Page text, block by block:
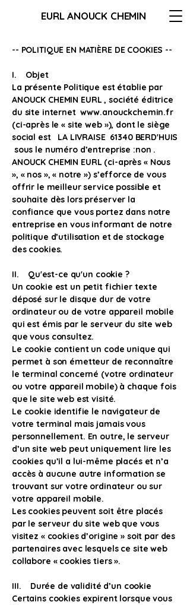
EURL ANOUCK CHEMIN
-- POLITIQUE EN MATIÈRE DE COOKIES --
I. Objet
La présente Politique est établie par
ANOUCK CHEMIN EURL , société éditrice
du site internetwww.anouckchemin.fr
(ci-après le « site web »), dont le siège
social est LA LIVRAISE 61340 BERD'HUIS
sous le numéro d’entreprise :non .
ANOUCK CHEMIN EURL (ci-après « Nous
», « nos », « notre ») s’efforce de vous
offrir le meilleur service possible et
souhaite dès lors préserver la
confiance que vous portez dans notre
entreprise en vous informant de notre
politique d’utilisation et de stockage
des cookies.
II. Qu'est-ce qu'un cookie ?
Un cookie est un petit fichier texte
déposé sur le disque dur de votre
ordinateur ou de votre appareil mobile
qui est émis par le serveur du site web
que vous consultez.
Le cookie contient un code unique qui
permet à son émetteur de reconnaître
le terminal concerné (votre ordinateur
ou votre appareil mobile) à chaque fois
que le site web est visité.
Le cookie identifie le navigateur de
votre terminal mais jamais vous
personnellement. En outre, le serveur
d’un site web peut uniquement lire les
cookies qu’il a lui-même placés et n’a
accès à aucune autre information se
trouvant sur votre ordinateur ou sur
votre appareil mobile.
Les cookies peuvent soit être placés
par le serveur du site web que vous
visitez « cookies d’origine » soit par des
partenaires avec lesquels ce site web
collabore « cookies tiers ».
III. Durée de validité d’un cookie
Certains cookies expirent lorsque vous